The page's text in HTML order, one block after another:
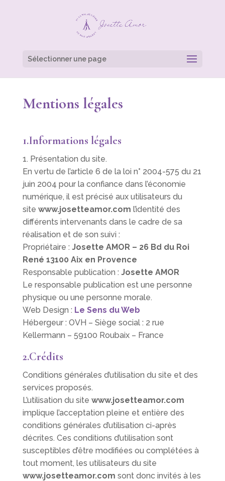
Sélectionner une page
Mentions légales
1.Informations légales
1. Présentation du site.
En vertu de l’article 6 de la loi n° 2004-575 du 21
juin 2004 pour la confiance dans l’économie
numérique, il est précisé aux utilisateurs du
site www.josetteamor.com l’identité des
différents intervenants dans le cadre de sa
réalisation et de son suivi :
Propriétaire : Josette AMOR – 26 Bd du Roi
René 13100 Aix en Provence
Responsable publication : Josette AMOR
Le responsable publication est une personne
physique ou une personne morale.
Web Design : Le Sens du Web
Hébergeur : OVH – Siège social : 2 rue
Kellermann – 59100 Roubaix – France
2.Crédits
Conditions générales d’utilisation du site et des
services proposés.
L’utilisation du site www.josetteamor.com
implique l’acceptation pleine et entière des
conditions générales d’utilisation ci-après
décrites. Ces conditions d’utilisation sont
susceptibles d’être modifiées ou complétées à
tout moment, les utilisateurs du site
www.josetteamor.com sont donc invités à les